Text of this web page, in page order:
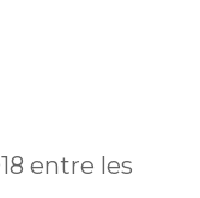
entre les